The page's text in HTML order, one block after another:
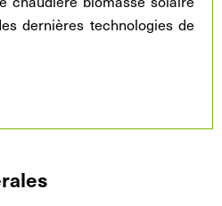
dernières technologies de